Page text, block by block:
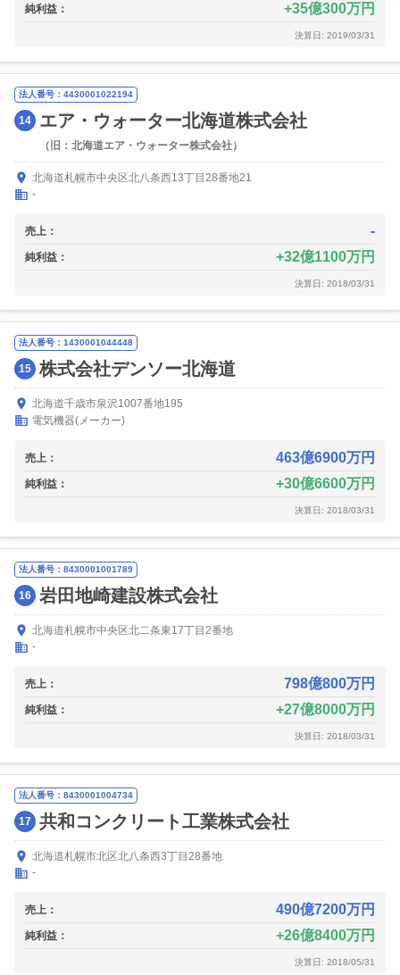
純利益： 35億300万円
決算日: 2019/03/31
法人番号：4430001022194
14 エア・ウォーター北海道株式会社
（旧：北海道エア・ウォーター株式会社）
北海道札幌市中央区北八条西13丁目28番地21
-
売上： -
純利益： 32億1100万円
決算日: 2018/03/31
法人番号：1430001044448
15 株式会社デンソー北海道
北海道千歳市泉沢1007番地195
電気機器(メーカー)
売上： 463億6900万円
純利益： 30億6600万円
決算日: 2018/03/31
法人番号：8430001001789
16 岩田地崎建設株式会社
北海道札幌市中央区北二条東17丁目2番地
-
売上： 798億800万円
純利益： 27億8000万円
決算日: 2018/03/31
法人番号：8430001004734
17 共和コンクリート工業株式会社
北海道札幌市北区北八条西3丁目28番地
-
売上： 490億7200万円
純利益： 26億8400万円
決算日: 2018/05/31